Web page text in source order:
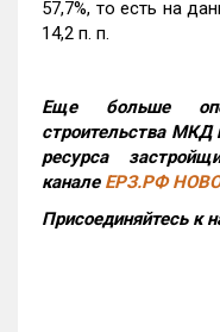
57,7%, то есть на
14,2 п. п.
Еще больше
строительства МКД
ресурса
канале ЕРЗ.РФ
Присоединяйтесь к